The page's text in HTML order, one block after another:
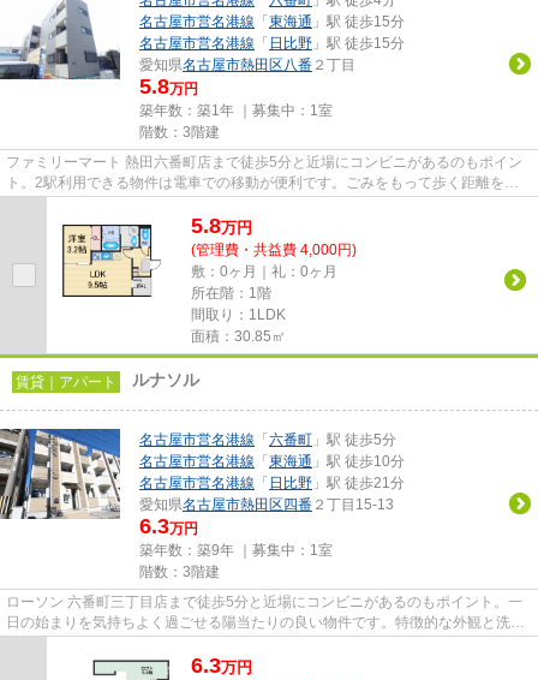
名古屋市営名港線 「 東海通 」駅 徒歩15分
名古屋市営名港線 「 日比野 」駅 徒歩15分
愛知県名古屋市熱田区八番 ２丁目
5.8万円
築年数：築1年 ｜募集中： 1室
階数：3階建
ファミリーマート 熱田六番町店まで徒歩5分と近場にコンビニがあるのもポイン
ト。2駅利用できる物件は電車での移動が便利です。ごみをもって歩く距離を少
5.8万円
(管理費・共益費 4,000円)
敷：0ヶ月｜礼：0ヶ月
所在階：1階
間取り：1LDK
面積：30.85㎡
賃貸｜アパート ルナソル
名古屋市営名港線 「 六番町 」駅 徒歩5分
名古屋市営名港線 「 東海通 」駅 徒歩10分
名古屋市営名港線 「 日比野 」駅 徒歩21分
愛知県名古屋市熱田区 四番 ２丁目15-13
6.3万円
築年数：築9年 ｜募集中： 1室
階数：3階建
ローソン 六番町三丁目店まで徒歩5分と近場にコンビニがあるのもポイント。一
日の始まりを気持ちよく過ごせる陽当たりの良い物件です。特徴的な外観と洗練
6.3万円